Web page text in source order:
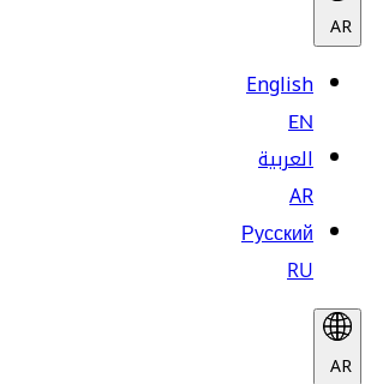
AR
English
EN
العربية
AR
Русский
RU
AR